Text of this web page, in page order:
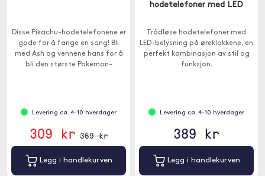
Disse Pikachu-hodetelefonene er
gode for å fange en sang! Bli
med Ash og vennene hans for å
bli den største Pokemon-
Levering ca. 4-10 hverdager
309 kr 369 kr
Legg i handlekurven
hodetelefoner med LED
Trådløse hodetelefoner med
LED-belysning på øreklokkene, en
perfekt kombinasjon av stil og
funksjon.
Levering ca. 4-10 hverdager
389 kr
Legg i handlekurven